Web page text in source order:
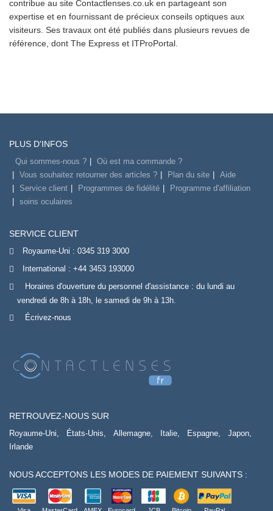
contribue au site Contactlenses.co.uk en partageant son
expertise et en fournissant de précieux conseils optiques aux
visiteurs. Ses travaux ont été publiés dans plusieurs revues de
référence, dont The Express et ITProPortal.
PLUS D'INFOS
Qui sommes-nous ?
Où est ma commande ?
Vous souhaitez retourner des articles ?
Plan du site
Aide
Service client
Programmes de fidélité
Programme d'affiliation
soins oculaires
SERVICE CLIENT
Royaume-Uni : 0345 319 3000
International : +44 3453 193000
Horaires d'ouverture du personnel d'assistance : du lundi au
vendredi de 8h à 18h, le samedi de 9h à 13h.
Écrivez-nous
RETROUVEZ-NOUS SUR
Royaume-Uni, États-Unis, Allemagne, Italie, Espagne,
Japon,
Irlande
NOUS ACCEPTONS LES MODES DE PAIEMENT SUIVANTS :